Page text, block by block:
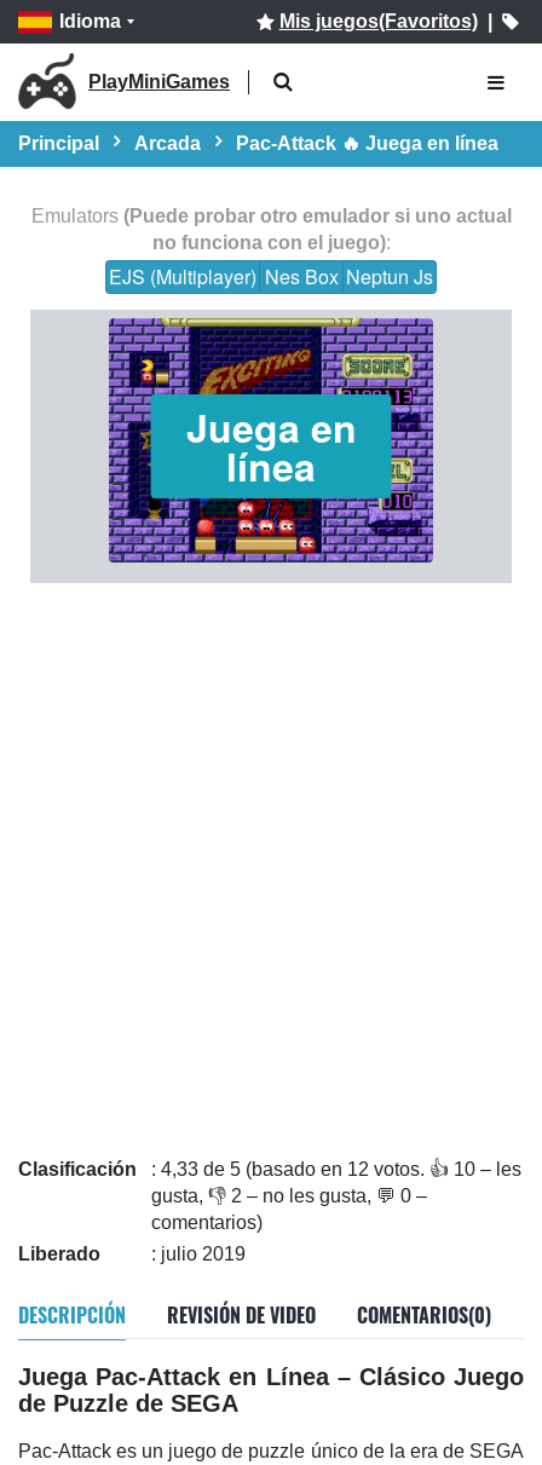
Idioma Mis juegos(Favoritos)|
PlayMiniGames
Principal Arcada Pac-Attack 🔥 Juega en línea
Emulators (Puede probar otro emulador si uno actual
no funciona con el juego):
EJS (Multiplayer) Nes Box Neptun Js
Juega en
línea
Clasificación
: 4,33 de 5 (basado en 12 votos. 👍 10 – les
gusta, 👎 2 – no les gusta, 💬 0 –
comentarios)
Liberado
: julio 2019
DESCRIPCIÓN REVISIÓN DE VIDEO COMENTARIOS(0)
Juega Pac-Attack en Línea – Clásico Juego
de Puzzle de SEGA
Pac-Attack es un juego de puzzle único de la era de SEGA